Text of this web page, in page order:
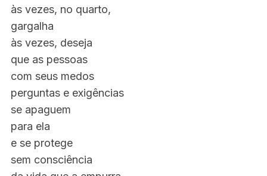
às vezes, no quarto,
gargalha
às vezes, deseja
que as pessoas
com seus medos
perguntas e exigências
se apaguem
para ela
e se protege
sem consciência